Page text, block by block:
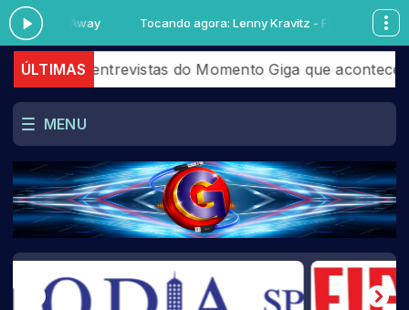
- Fly Away Tocando agora: Lenny Kravitz - Fly Away
ÚLTIMAS
entrevistas do Momento Giga que aconteceram em
MENU